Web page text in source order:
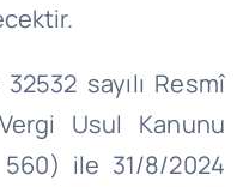
sayılı Resmî
Usul Kanunu
ile 31/8/2024